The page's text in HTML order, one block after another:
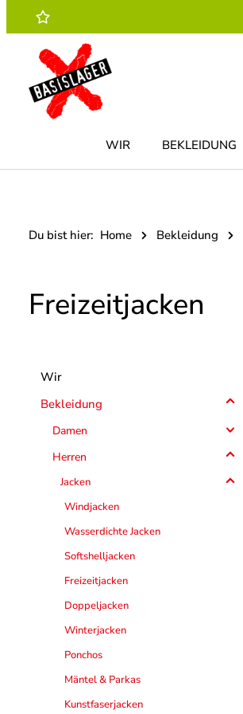
Hauptinhalt springen
Zur Suche springen
Zur Hauptnavigation springen
WIR BEKLEIDUNG
Du bist hier: Home Bekleidung
Freizeitjacken
Wir
Bekleidung
Damen
Herren
Jacken
Windjacken
Wasserdichte Jacken
Softshelljacken
Freizeitjacken
Doppeljacken
Winterjacken
Ponchos
Mäntel & Parkas
Kunstfaserjacken